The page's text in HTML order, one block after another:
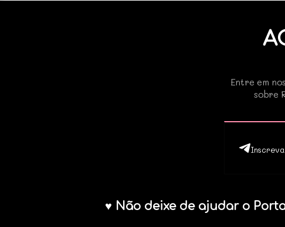
Entre em
sobre
♥ Não deixe de ajudar o